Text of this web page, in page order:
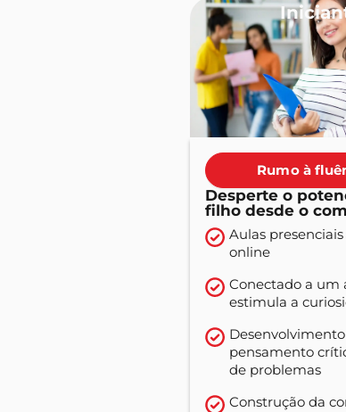
Rumo à
Desperte o
filho desde o
Aulas
online
Conectado a
estimula a
pensamento
de problemas
Construção da